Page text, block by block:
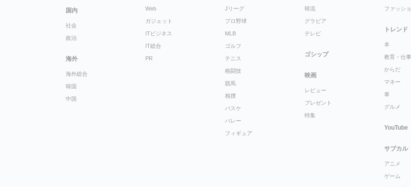
国内
社会
政治
海外
海外総合
韓国
中国
Web
ガジェット
ITビジネス
IT総合
PR
Jリーグ
プロ野球
MLB
ゴルフ
テニス
格闘技
競馬
相撲
バスケ
バレー
フィギュア
韓流
グラビア
テレビ
ゴシップ
映画
レビュー
プレゼント
特集
ファッシ
トレンド
本
教育・仕事
からだ
マネー
車
グルメ
YouTube
サブカル
アニメ
ゲーム